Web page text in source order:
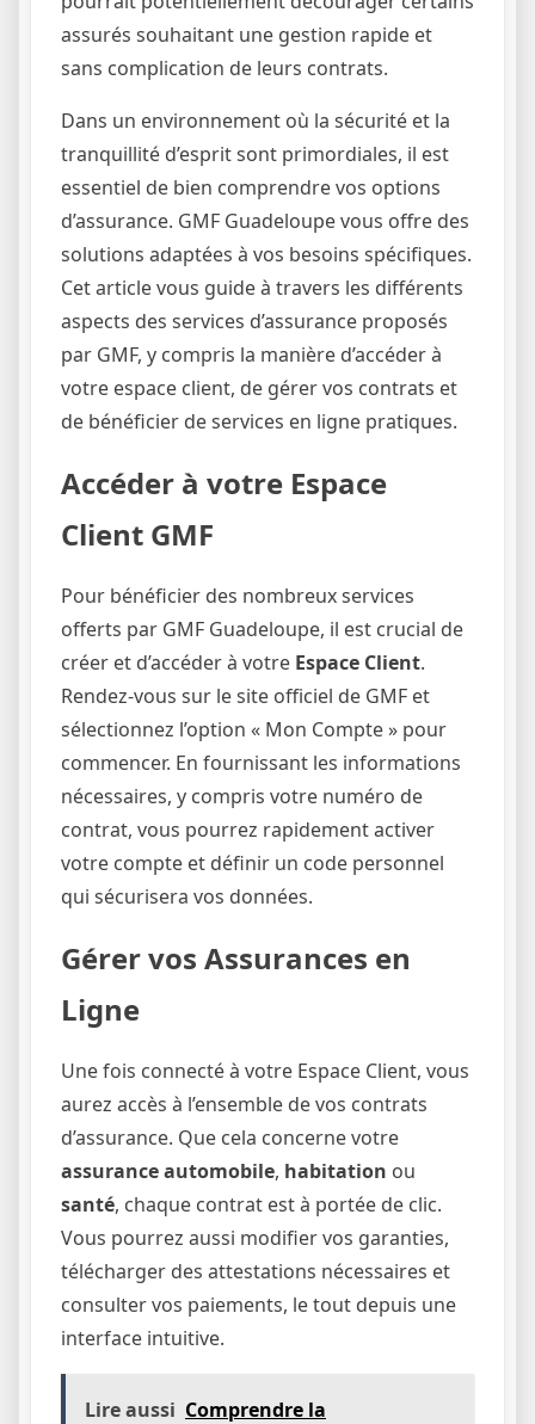
assurés souhaitant une gestion rapide et
sans complication de leurs contrats.
Dans un environnement où la sécurité et la
tranquillité d’esprit sont primordiales, il est
essentiel de bien comprendre vos options
d’assurance. GMF Guadeloupe vous offre des
solutions adaptées à vos besoins spécifiques.
Cet article vous guide à travers les différents
aspects des services d’assurance proposés
par GMF, y compris la manière d’accéder à
votre espace client, de gérer vos contrats et
de bénéficier de services en ligne pratiques.
Accéder à votre Espace
Client GMF
Pour bénéficier des nombreux services
offerts par GMF Guadeloupe, il est crucial de
créer et d’accéder à votre Espace Client.
Rendez-vous sur le site officiel de GMF et
sélectionnez l’option « Mon Compte » pour
commencer. En fournissant les informations
nécessaires, y compris votre numéro de
contrat, vous pourrez rapidement activer
votre compte et définir un code personnel
qui sécurisera vos données.
Gérer vos Assurances en
Ligne
Une fois connecté à votre Espace Client, vous
aurez accès à l’ensemble de vos contrats
d’assurance. Que cela concerne votre
assurance automobile, habitation ou
santé, chaque contrat est à portée de clic.
Vous pourrez aussi modifier vos garanties,
télécharger des attestations nécessaires et
consulter vos paiements, le tout depuis une
interface intuitive.
Lire aussi Comprendre la